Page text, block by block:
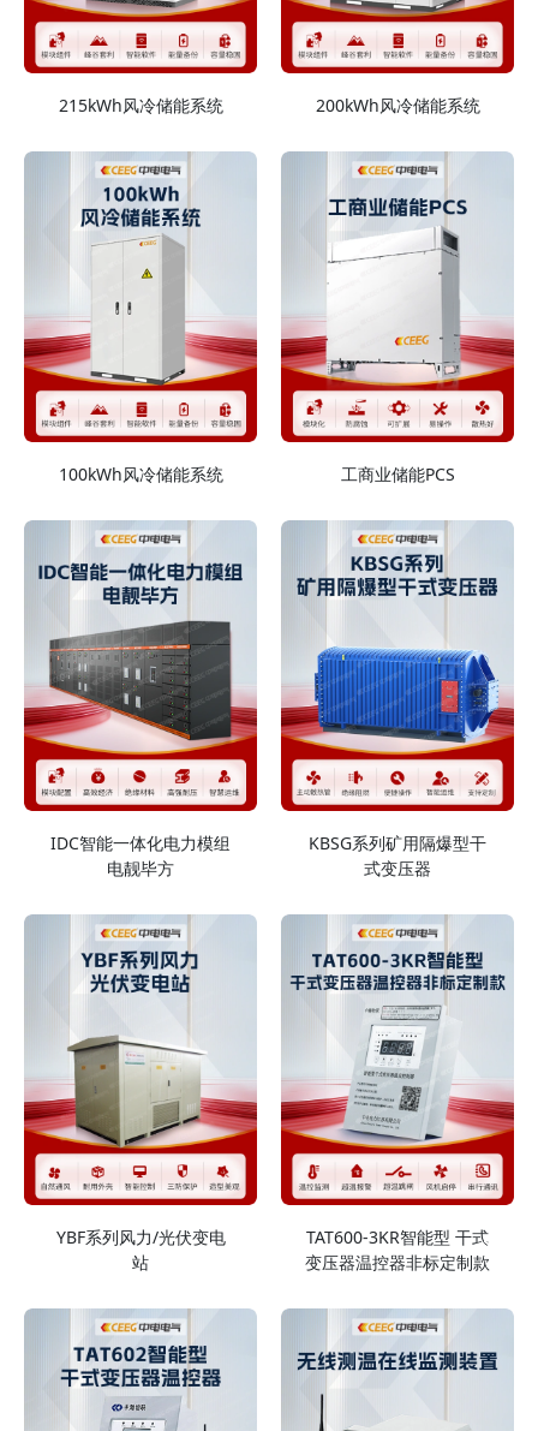
215kWh风冷储能系统 200kWh风冷储能系统
100kWh风冷储能系统 工商业储能PCS
IDC智能一体化电力模组
电靓毕方
KBSG系列矿用隔爆型干
式变压器
YBF系列风力/光伏变电
站
TAT600-3KR智能型 干式
变压器温控器非标定制款